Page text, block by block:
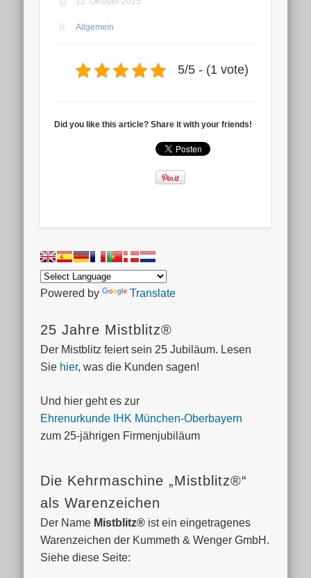
Allgemein
5/5 - (1 vote)
Did you like this article? Share it with your friends!
Powered by Translate
25 Jahre Mistblitz®
Der Mistblitz feiert sein 25 Jubiläum. Lesen
Sie hier, was die Kunden sagen!
Und hier geht es zur
Ehrenurkunde IHK München-Oberbayern
zum 25-jährigen Firmenjubiläum
Die Kehrmaschine „Mistblitz®“
als Warenzeichen
Der Name Mistblitz® ist ein eingetragenes
Warenzeichen der Kummeth & Wenger GmbH.
Siehe diese Seite: